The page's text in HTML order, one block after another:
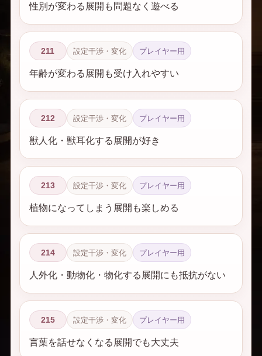
性別が変わる展開も問題なく遊べる
211 設定干渉・変化 プレイヤー用
年齢が変わる展開も受け入れやすい
212 設定干渉・変化 プレイヤー用
獣人化・獣耳化する展開が好き
213 設定干渉・変化 プレイヤー用
植物になってしまう展開も楽しめる
214 設定干渉・変化 プレイヤー用
人外化・動物化・物化する展開にも抵抗がない
215 設定干渉・変化 プレイヤー用
言葉を話せなくなる展開でも大丈夫